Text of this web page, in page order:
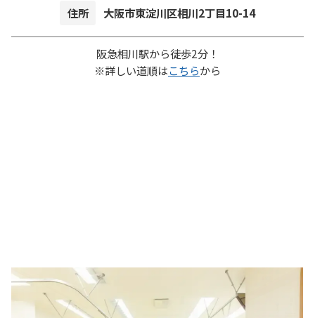
住所 大阪市東淀川区相川2丁目10-14
阪急相川駅から徒歩2分！
※詳しい道順はこちらから